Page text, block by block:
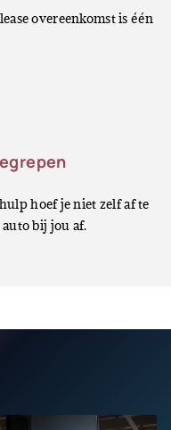
overeenkomst is één
hoef je niet zelf af te
bij jou af.